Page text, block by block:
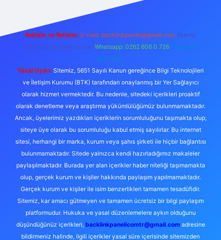
Reklam ve İletişim: E-mail: backlinkpaneli@gmail.com Teams:
forumhizmeti@gmail.com Whatsapp: 0262 606 0 726 Telegram:
@karabul
Yasal Uyarı: Sitemiz, 5651 Sayılı Kanun gereğince Bilgi Teknolojileri
ve İletişim Kurumu (BTK) tarafından onaylanmış bir Yer Sağlayıcı
olarak hizmet vermektedir. Bu nedenle, sitedeki içerikleri proaktif
olarak denetleme veya araştırma yükümlülüğümüz bulunmamaktadır.
Ancak, üyelerimiz yazdıkları içeriklerin sorumluluğunu taşımakta olup,
siteye üye olarak bu sorumluluğu kabul etmiş sayılırlar. Bu internet
sitesi, herhangi bir marka, kurum veya şahıs şirketi ile hiçbir bağlantısı
bulunmamaktadır. Sitede yalnızca kendi hazırladığımız makaleler
paylaşılmaktadır. Burada yer alan içerikler haber niteliği taşımamakta
olup, gerçek kurum ve kişiler hakkında paylaşım yapılmamaktadır.
Gerçek kurum ve kişiler ile isim benzerlikleri tamamen tesadüfidir.
Sitemiz, kar amacı gütmeyen ve tamamen ücretsiz bir bilgi paylaşım
platformudur. Hukuka ve yasal düzenlemelere aykırı olduğunu
düşündüğünüz içerikleri, backlinkpanelicomtr@gmail.comadresine
bildirmeniz halinde, ilgili içerikler yasal süre içerisinde sitemizden